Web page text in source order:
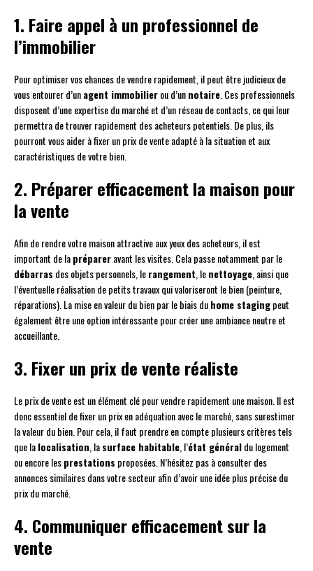
1. Faire appel à un professionnel de
l’immobilier
Pour optimiser vos chances de vendre rapidement, il peut être judicieux de
vous entourer d’unagent immobilierou d’unnotaire . Ces professionnels
disposent d’une expertise du marché et d’un réseau de contacts, ce qui leur
permettra de trouver rapidement des acheteurs potentiels. De plus, ils
pourront vous aider à fixer un prix de vente adapté à la situation et aux
caractéristiques de votre bien.
2. Préparer efficacement la maison pour
la vente
Afin de rendre votre maison attractive aux yeux des acheteurs, il est
important de laprépareravant les visites. Cela passe notamment par le
débarras des objets personnels, lerangement , lenettoyage , ainsi que
l’éventuelle réalisation de petits travaux qui valoriseront le bien (peinture,
réparations). La mise en valeur du bien par le biais duhome stagingpeut
également être une option intéressante pour créer une ambiance neutre et
accueillante.
3. Fixer un prix de vente réaliste
Le prix de vente est un élément clé pour vendre rapidement une maison. Il est
donc essentiel de fixer un prix en adéquation avec le marché, sans surestimer
la valeur du bien. Pour cela, il faut prendre en compte plusieurs critères tels
que lalocalisation , lasurface habitable , l’état généraldu logement
ou encore lesprestations proposées. N’hésitez pas à consulter des
annonces similaires dans votre secteur afin d’avoir une idée plus précise du
prix du marché.
4. Communiquer efficacement sur la
vente